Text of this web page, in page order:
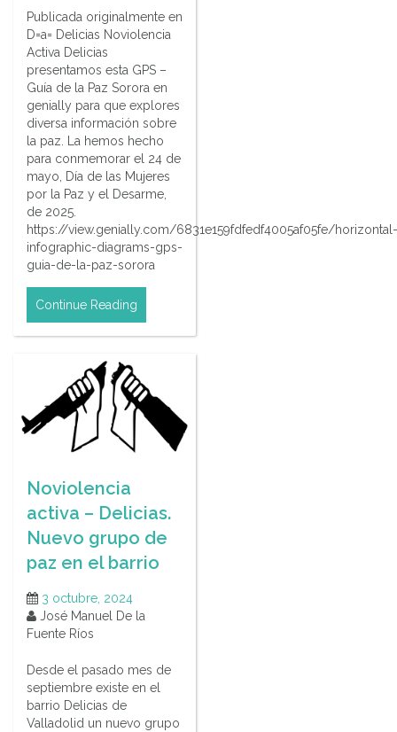
Publicada originalmente en
D=a= Delicias Noviolencia
Activa Delicias
presentamos esta GPS –
Guía de la Paz Sorora en
genially para que explores
diversa información sobre
la paz. La hemos hecho
para conmemorar el 24 de
mayo, Día de las Mujeres
por la Paz y el Desarme,
de 2025.
https://view.genially.com/6831e159fdfedf4005af05fe/horizontal-
infographic-diagrams-gps-
guia-de-la-paz-sorora
Continue Reading
Noviolencia
activa – Delicias.
Nuevo grupo de
paz en el barrio
3 octubre, 2024
José Manuel De la
Fuente Ríos
Desde el pasado mes de
septiembre existe en el
barrio Delicias de
Valladolid un nuevo grupo